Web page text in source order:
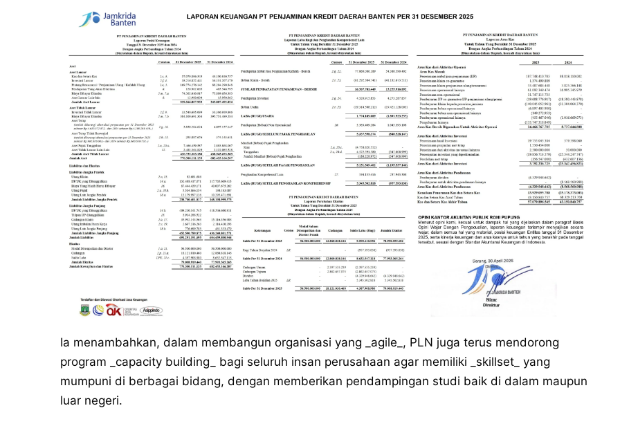
Ia menambahkan, dalam membangun organisasi yang _agile_, PLN juga terus mendorong
program _capacity building_ bagi seluruh insan perusahaan agar memiliki _skillset_ yang
mumpuni di berbagai bidang, dengan memberikan pendampingan studi baik di dalam maupun
luar negeri.